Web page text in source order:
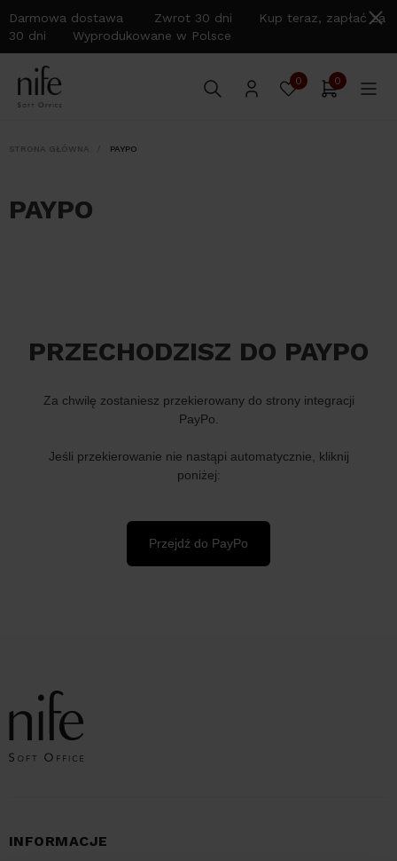
Darmowa dostawa Zwrot 30 dni Kup teraz, zapłać za
30 dni Wyprodukowane w Polsce
0 0
STRONA GŁÓWNA PAYPO
PAYPO
PRZECHODZISZ DO PAYPO
Za chwilę zostaniesz przekierowany do strony integracji
PayPo.
Jeśli przekierowanie nie nastąpi automatycznie, kliknij
poniżej:
Przejdź do PayPo
INFORMACJE